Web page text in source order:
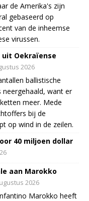
de Amerika's zijn
gebaseerd op
van de inheemse
virussen.
Oekraïense
2026
ballistische
want er
meer. Mede
bij de
op wind in de zeilen.
40 miljoen dollar
aan Marokko
2026
Marokko heeft